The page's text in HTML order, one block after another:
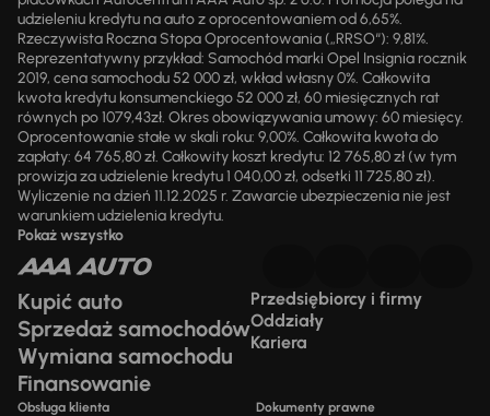
udzieleniu kredytu na auto z oprocentowaniem od 6,65%.
Rzeczywista Roczna Stopa Oprocentowania („RRSO“): 9,81%.
Reprezentatywny przykład: Samochód marki Opel Insignia rocznik
2019, cena samochodu 52 000 zł, wkład własny 0%. Całkowita
kwota kredytu konsumenckiego 52 000 zł, 60 miesięcznych rat
równych po 1079,43zł. Okres obowiązywania umowy: 60 miesięcy.
Oprocentowanie stałe w skali roku: 9,00%. Całkowita kwota do
zapłaty: 64 765,80 zł. Całkowity koszt kredytu: 12 765,80 zł (w tym
prowizja za udzielenie kredytu 1 040,00 zł, odsetki 11 725,80 zł).
Wyliczenie na dzień 11.12.2025 r. Zawarcie ubezpieczenia nie jest
warunkiem udzielenia kredytu.
Pokaż wszystko
Kupić auto
Sprzedaż samochodów
Wymiana samochodu
Finansowanie
Przedsiębiorcy i firmy
Oddziały
Kariera
Obsługa klienta Dokumenty prawne